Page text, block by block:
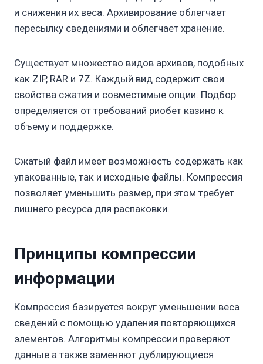
и снижения их веса. Архивирование облегчает
пересылку сведениями и облегчает хранение.
Существует множество видов архивов, подобных
как ZIP, RAR и 7Z. Каждый вид содержит свои
свойства сжатия и совместимые опции. Подбор
определяется от требований риобет казино к
объему и поддержке.
Сжатый файл имеет возможность содержать как
упакованные, так и исходные файлы. Компрессия
позволяет уменьшить размер, при этом требует
лишнего ресурса для распаковки.
Принципы компрессии
информации
Компрессия базируется вокруг уменьшении веса
сведений с помощью удаления повторяющихся
элементов. Алгоритмы компрессии проверяют
данные а также заменяют дублирующиеся